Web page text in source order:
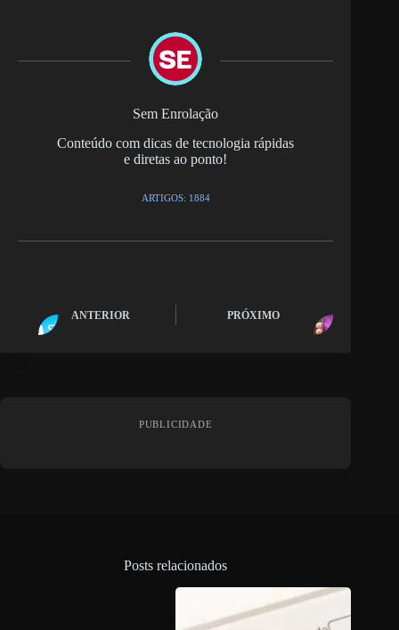
Sem Enrolação
Conteúdo com dicas de tecnologia rápidas
e diretas ao ponto!
ARTIGOS: 1884
ANTERIOR PRÓXIMO
PUBLICIDADE
Posts relacionados